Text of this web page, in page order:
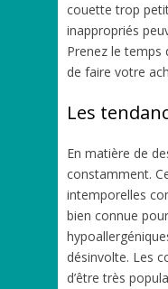
couette trop
inappropriés
Prenez le
de faire votre
Les
En matière de
constamment.
intemporelles
bien connue
désinvolte. Les
d’être très